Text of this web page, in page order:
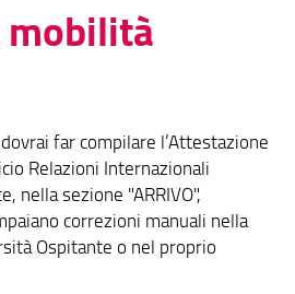
mobilità
far compilare l’Attestazione
Relazioni Internazionali
nella sezione "ARRIVO",
correzioni manuali nella
Ospitante o nel proprio
occorre sapere
per i Docenti